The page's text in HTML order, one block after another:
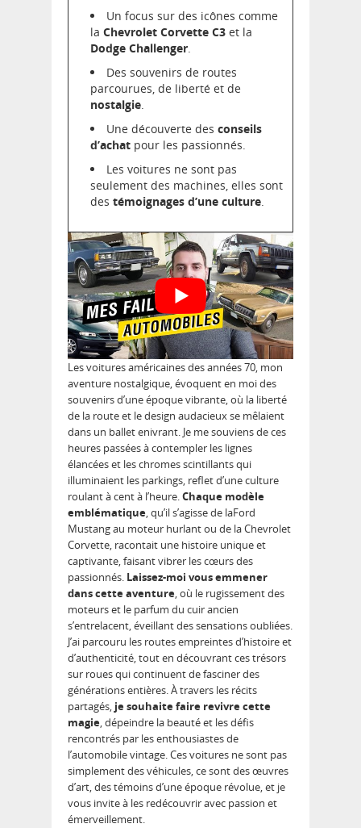
Un focus sur des icônes comme
la Chevrolet Corvette C3 et la
Dodge Challenger.
Des souvenirs de routes
parcourues, de liberté et de
nostalgie.
Une découverte des conseils
d’achat pour les passionnés.
Les voitures ne sont pas
seulement des machines, elles sont
des témoignages d’une culture.
Les voitures américaines des années 70, mon
aventure nostalgique, évoquent en moi des
souvenirs d’une époque vibrante, où la liberté
de la route et le design audacieux se mêlaient
dans un ballet enivrant. Je me souviens de ces
heures passées à contempler les lignes
élancées et les chromes scintillants qui
illuminaient les parkings, reflet d’une culture
roulant à cent à l’heure.Chaque modèle
emblématique, qu’il s’agisse de laFord
Mustang au moteur hurlant ou de la Chevrolet
Corvette, racontait une histoire unique et
captivante, faisant vibrer les cœurs des
passionnés. Laissez-moi vous emmener
dans cette aventure, où le rugissement des
moteurs et le parfum du cuir ancien
s’entrelacent, éveillant des sensations oubliées.
J’ai parcouru les routes empreintes d’histoire et
d’authenticité, tout en découvrant ces trésors
sur roues qui continuent de fasciner des
générations entières. À travers les récits
partagés, je souhaite faire revivre cette
magie, dépeindre la beauté et les défis
rencontrés par les enthousiastes de
l’automobile vintage. Ces voitures ne sont pas
simplement des véhicules, ce sont des œuvres
d’art, des témoins d’une époque révolue, et je
vous invite à les redécouvrir avec passion et
émerveillement.